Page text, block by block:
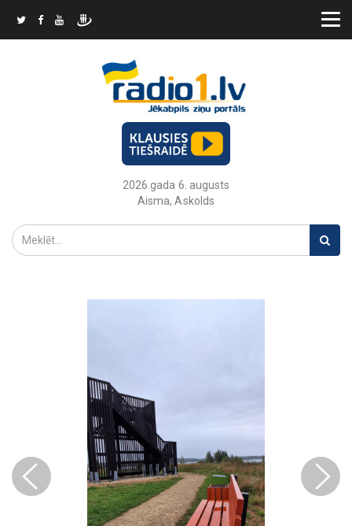
2026.gada 6. augusts
Aisma, Askolds